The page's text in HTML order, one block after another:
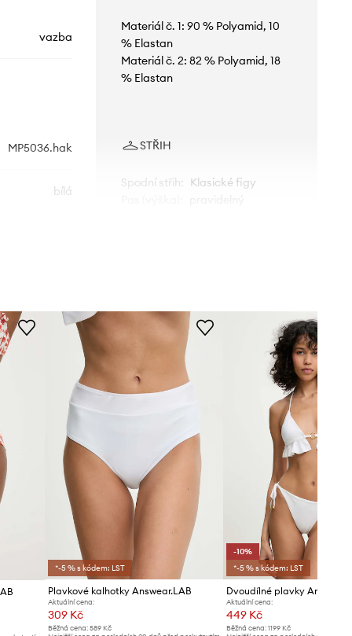
vazba
MP5036.hak
bílá
Materiál č. 1: 90 % Polyamid, 10
% Elastan
Materiál č. 2: 82 % Polyamid, 18
% Elastan
STŘIH
Spodní střih:
Klasické figy
Modelka na fotografii je 173 cm
vysoká a má na sobě velikost S
Standardní velikost
Doporučujeme zvolit velikost, kterou
Tabulka velikosti
TECHNICKÉ ÚDAJE
Zpevnění košíčků
bez zpevnění,
lehká výztuž, Vyjímatelné vložky
*-5 % s kódem: LST
Plavkové kalhotky Answear.LAB
Aktuální cena:
309 Kč
Běžná cena:589 Kč
-10%
*-5 % s kódem: LST
Dvoudílné plavky
Aktuální cena:
449 Kč
Běžná cena: 1199 Kč